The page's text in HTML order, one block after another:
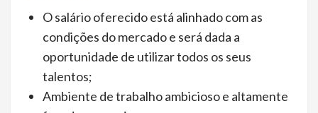
O salário oferecido está alinhado com as
condições do mercado e será dada a
oportunidade de utilizar todos os seus
talentos;
Ambiente de trabalho ambicioso e altamente